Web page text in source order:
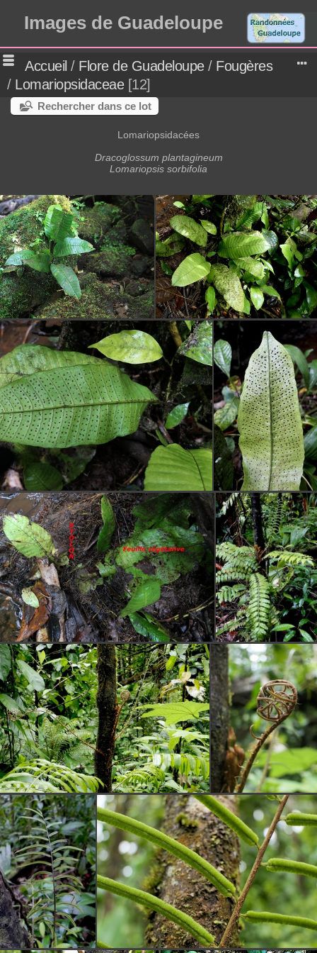
Images de Guadeloupe
Accueil / Flore de Guadeloupe/ Fougères
/ Lomariopsidaceae 12
Rechercher dans ce lot
Lomariopsidacées
Dracoglossum plantagineum
Lomariopsis sorbifolia